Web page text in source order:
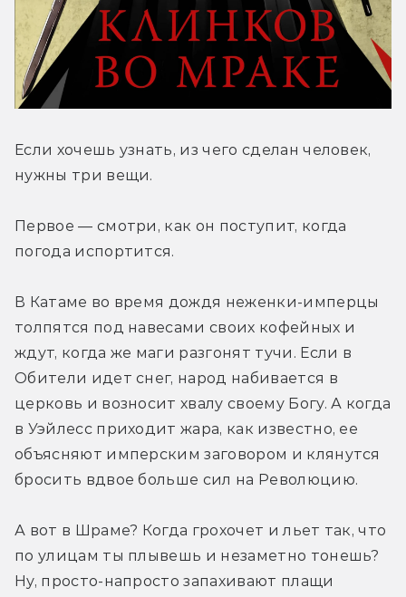
Если хочешь узнать, из чего сделан человек,
нужны три вещи.
Первое — смотри, как он поступит, когда
погода испортится.
В Катаме во время дождя неженки-имперцы
толпятся под навесами своих кофейных и
ждут, когда же маги разгонят тучи. Если в
Обители идет снег, народ набивается в
церковь и возносит хвалу своему Богу. А когда
в Уэйлесс приходит жара, как известно, ее
объясняют имперским заговором и клянутся
бросить вдвое больше сил на Революцию.
А вот в Шраме? Когда грохочет и льет так, что
по улицам ты плывешь и незаметно тонешь?
Ну, просто-напросто запахивают плащи